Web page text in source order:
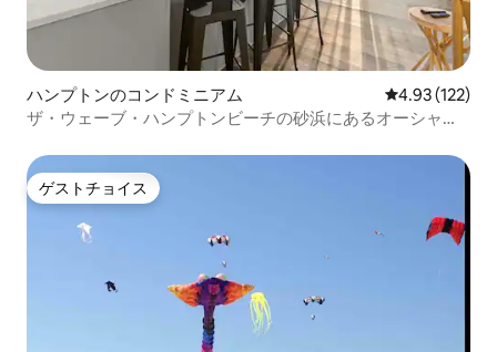
ハンプトンのコンドミニアム レビュー122
4.93 (122)
ザ・ウェーブ・ハンプトンビーチの砂浜にあるオーシャン
ゲストチョイス
ゲストチョイス